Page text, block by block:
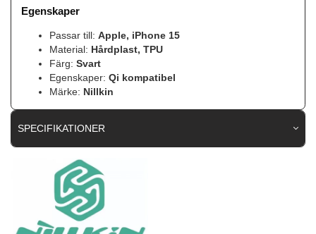
Egenskaper
Passar till:Apple, iPhone 15
Material: Hårdplast, TPU
Färg:Svart
Egenskaper:Qi kompatibel
Märke: Nillkin
SPECIFIKATIONER
Artikelnummer
Passar till
Produkttyp